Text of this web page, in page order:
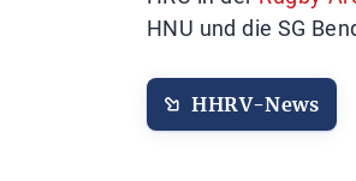
HNU und die SG
HHRV-News